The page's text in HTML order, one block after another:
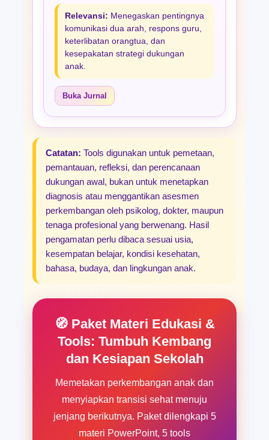
Relevansi: Menegaskan pentingnya
komunikasi dua arah, respons guru,
keterlibatan orangtua, dan
kesepakatan strategi dukungan
anak.
Buka Jurnal
Catatan: Tools digunakan untuk pemetaan,
pemantauan, refleksi, dan perencanaan
dukungan awal, bukan untuk menetapkan
diagnosis atau menggantikan asesmen
perkembangan oleh psikolog, dokter, maupun
tenaga profesional yang berwenang. Hasil
pengamatan perlu dibaca sesuai usia,
kesempatan belajar, kondisi kesehatan,
bahasa, budaya, dan lingkungan anak.
🧭 Paket Materi Edukasi &
Tools: Tumbuh Kembang
dan Kesiapan Sekolah
Memetakan perkembangan anak dan
menyiapkan transisi sehat menuju
jenjang berikutnya. Paket dilengkapi 5
materi PowerPoint, 5 tools